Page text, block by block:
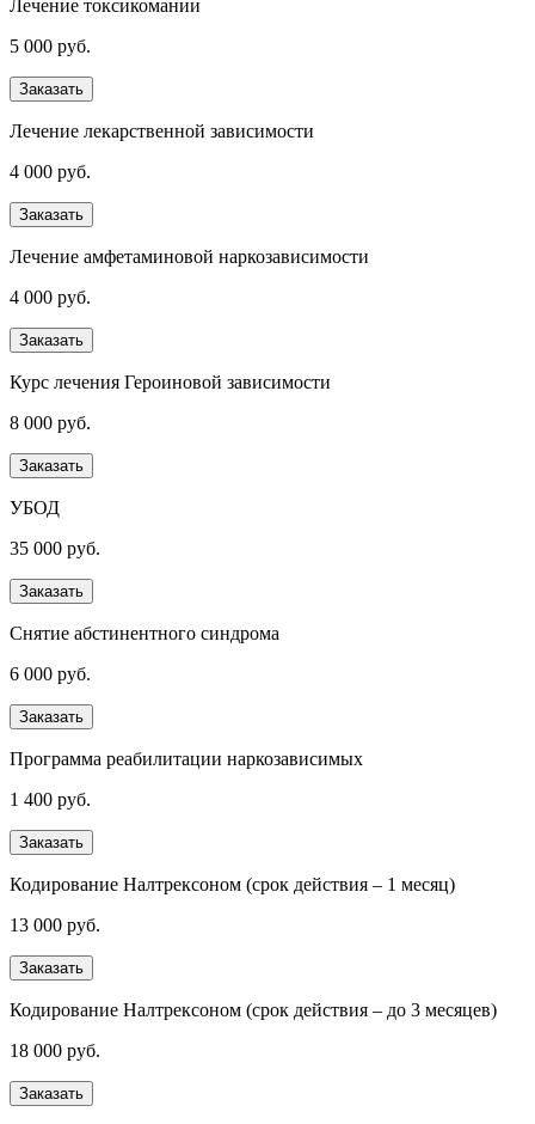
Лечение токсикомании
5 000 руб.
Заказать
Лечение лекарственной зависимости
4 000 руб.
Заказать
Лечение амфетаминовой наркозависимости
4 000 руб.
Заказать
Курс лечения Героиновой зависимости
8 000 руб.
Заказать
УБОД
35 000 руб.
Заказать
Снятие абстинентного синдрома
6 000 руб.
Заказать
Программа реабилитации наркозависимых
1 400 руб.
Заказать
Кодирование Налтрексоном (срок действия – 1 месяц)
13 000 руб.
Заказать
Кодирование Налтрексоном (срок действия – до 3 месяцев)
18 000 руб.
Заказать